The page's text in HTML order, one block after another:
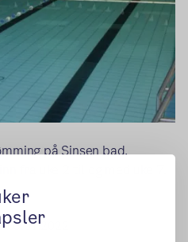
på Sinsen bad.
03.01.2022